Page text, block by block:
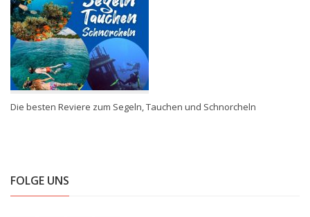
Die besten Reviere zum Segeln, Tauchen und Schnorcheln
FOLGE UNS